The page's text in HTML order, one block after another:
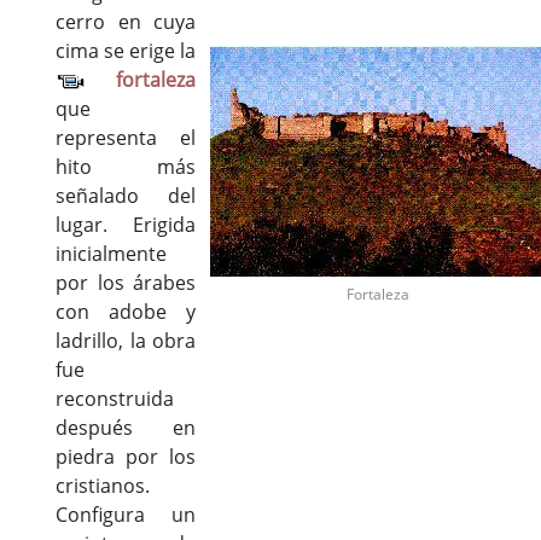
cerro en cuya
cima se erige la
fortaleza
que
representa el
hito más
señalado del
lugar. Erigida
inicialmente
por los árabes
con adobe y
ladrillo, la obra
fue
reconstruida
después en
piedra por los
cristianos.
Configura un
Fortaleza